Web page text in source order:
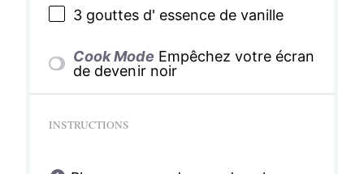
3gouttes d' essence de vanille
Cook Mode Empêchez votre écran
de devenir noir
INSTRUCTIONS